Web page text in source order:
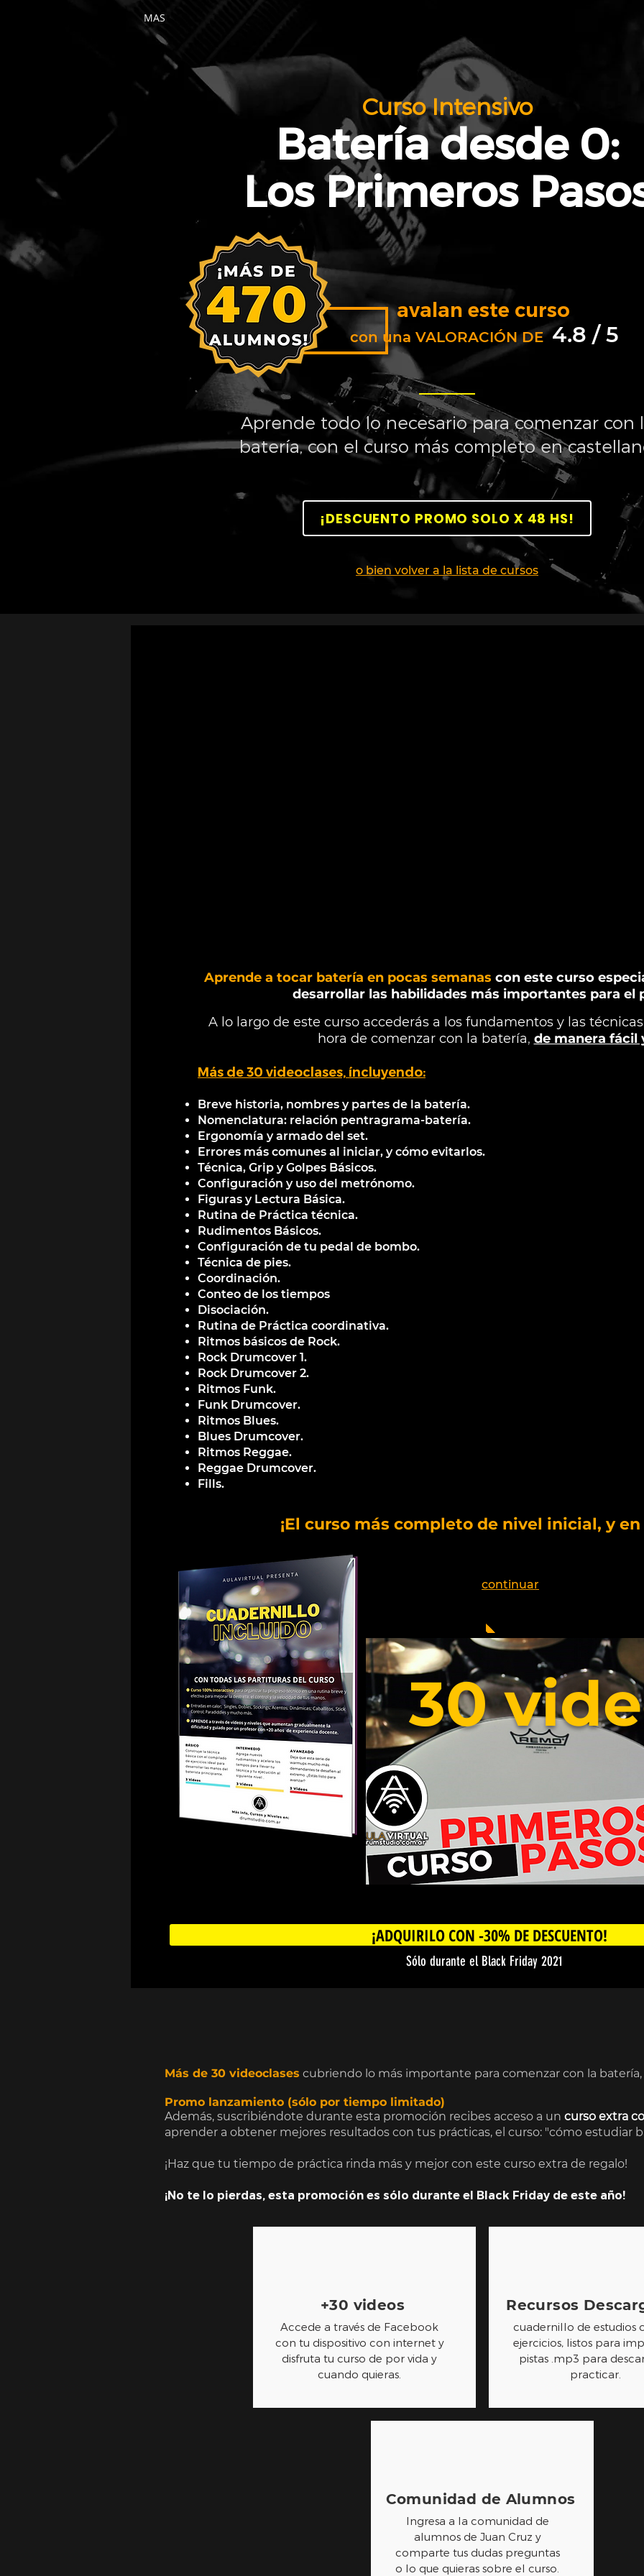
MAS
Curso Intensivo
Batería desde 0:
Los Primeros
avalan este curso
con una VALORACIÓN DE4.8 / 5
Aprende todo lo necesario para comenzar con
batería, con el curso más completo en
¡DESCUENTO PROMO SOLO X 48 HS!
o bien volver a la lista de cursos
Aprende a tocar batería en pocas semanas con este curso
desarrollar las habilidades más importantes para el
A lo largo de este curso accederás a los fundamentos y las
hora de comenzar con la batería, de manera fácil
Más de 30 videoclases, íncluyendo:
Breve historia, nombres y partes de la batería.
Nomenclatura: relación pentragrama-batería.
Ergonomía y armado del set.
Errores más comunes al iniciar, y cómo evitarlos.
Técnica, Grip y Golpes Básicos.
Configuración y uso del metrónomo.
Figuras y Lectura Básica.
Rutina de Práctica técnica.
Rudimentos Básicos.
Configuración de tu pedal de bombo.
Técnica de pies.
Coordinación.
Conteo de los tiempos
Disociación.
Rutina de Práctica coordinativa.
Ritmos básicos de Rock.
Rock Drumcover 1.
Rock Drumcover 2.
Ritmos Funk.
Funk Drumcover.
Ritmos Blues.
Blues Drumcover.
Ritmos Reggae.
Reggae Drumcover.
Fills.
¡El curso más completo de nivel inicial, y
continuar
30
¡ADQUIRILO CON -30% DE DESCUENTO!
Sólo durante el Black Friday 2021
Más de 30 videoclases cubriendo lo más importante para comenzar con la
Promo lanzamiento (sólo por tiempo limitado)
Además, suscribiéndote durante esta promoción recibes acceso a un curso extra
aprender a obtener mejores resultados con tus prácticas, el curso: "cómo estudiar
¡Haz que tu tiempo de práctica rinda más y mejor con este curso extra de regalo!
¡No te lo pierdas, esta promoción es sólo durante el Black Friday de este año!
+30 videos
Accede a través de Facebook
con tu dispositivo con internet y
disfruta tu curso de por vida y
cuando quieras.
Recursos
cuadernillo de estudios
ejercicios, listos para
pistas .mp3 para
practicar.
Comunidad de Alumnos
Ingresa a la comunidad de
alumnos de Juan Cruz y
comparte tus dudas preguntas
o lo que quieras sobre el curso.